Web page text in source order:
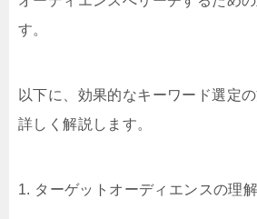
す。
以下に、効果的なキーワード選定
詳しく解説します。
1. ターゲットオーディエンスの理解